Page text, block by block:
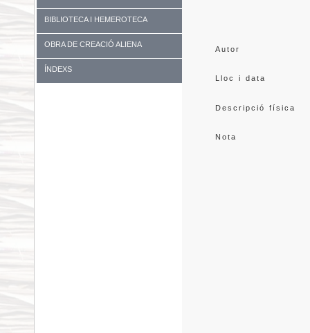
BIBLIOTECA I HEMEROTECA
OBRA DE CREACIÓ ALIENA
ÍNDEXS
Autor
Lloc i data
Descripció física
Nota